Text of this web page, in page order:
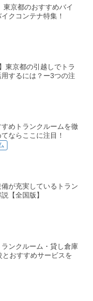
アイホーム株式会社
・キャピタル
ウエストサイド
テート
VR360株式会社
東京都のおすすめバイ
クコンテナ特集！
東京都の引越しでトラ
するには？ー3つの注
すめトランクルームを徹
ならここに注目！
が充実しているトラン
【全国版】
ンクルーム・貸し倉庫
おすすめサービスを